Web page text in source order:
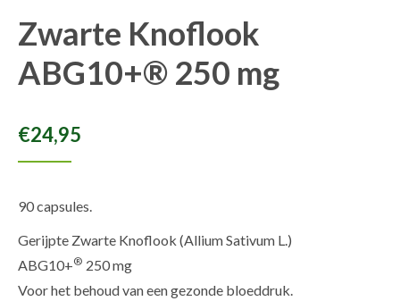
Zwarte Knoflook
ABG10+® 250 mg
€24,95
90 capsules.
Gerijpte Zwarte Knoflook (Allium Sativum L.)
ABG10+® 250 mg
Voor het behoud van een gezonde bloeddruk.